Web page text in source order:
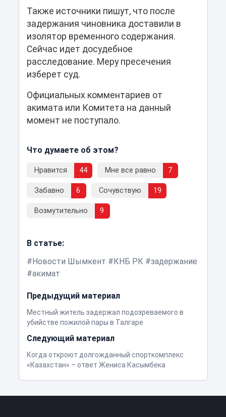
Также источники пишут, что после
задержания чиновника доставили в
изолятор временного содержания.
Сейчас идет досудебное
расследование. Меру пресечения
изберет суд.
Официальных комментариев от
акимата или Комитета на данный
момент не поступало.
Что думаете об этом?
Нравится 44 Мне все равно 7
Забавно 6 Сочувствую 19
Возмутительно 9
В статье:
Новости Шымкент
КНБ РК
задержание
акимат
Предыдущий материал
Местный житель задержал подозреваемого в
убийстве пожилой пары в Талгаре
Следующий материал
Когда откроют долгожданный спорткомплекс
«Казахстан» – ответ Жениса Касымбека